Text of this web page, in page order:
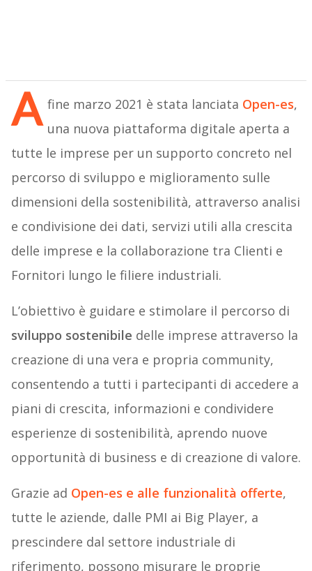
A fine marzo 2021 è stata lanciata Open-es,
una nuova piattaforma digitale aperta a
tutte le imprese per un supporto concreto nel
percorso di sviluppo e miglioramento sulle
dimensioni della sostenibilità, attraverso analisi
e condivisione dei dati, servizi utili alla crescita
delle imprese e la collaborazione tra Clienti e
Fornitori lungo le filiere industriali.
L’obiettivo è guidare e stimolare il percorso di
sviluppo sostenibile delle imprese attraverso la
creazione di una vera e propria community,
consentendo a tutti i partecipanti di accedere a
piani di crescita, informazioni e condividere
esperienze di sostenibilità, aprendo nuove
opportunità di business e di creazione di valore.
Grazie ad Open-es e alle funzionalità offerte,
tutte le aziende, dalle PMI ai Big Player, a
prescindere dal settore industriale di
riferimento, possono misurare le proprie